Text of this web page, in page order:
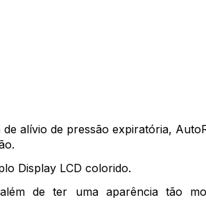
alívio de pressão expiratória,
Display LCD colorido.
de ter uma aparência tão